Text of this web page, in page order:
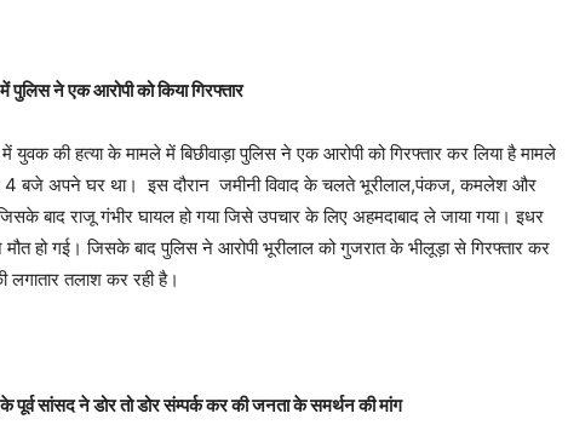
पुलिस ने एक आरोपी को किया गिरफ्तार
में युवक की हत्या के मामले में बिछीवाड़ा पुलिस ने एक आरोपी को गिरफ्तार कर लिया है मामले
4 बजे अपने घर था। इस दौरान जमीनी विवाद के चलते भूरीलाल,पंकज, कमलेश और
बाद राजू गंभीर घायल हो गया जिसे उपचार के लिए अहमदाबाद ले जाया गया। इधर
हो गई। जिसके बाद पुलिस ने आरोपी भूरीलाल को गुजरात के भीलूड़ा से गिरफ्तार कर
लगातार तलाश कर रही है।
पूर्व सांसद ने डोर तो डोर संम्पर्क कर की जनता के समर्थन की मांग